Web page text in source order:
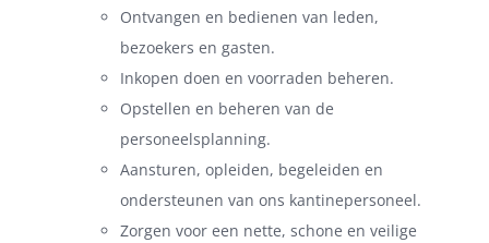
Ontvangen en bedienen van leden,
bezoekers en gasten.
Inkopen doen en voorraden beheren.
Opstellen en beheren van de
personeelsplanning.
Aansturen, opleiden, begeleiden en
ondersteunen van ons kantinepersoneel.
Zorgen voor een nette, schone en veilige